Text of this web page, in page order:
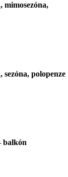
mimosezóna,
polopenze
balkón